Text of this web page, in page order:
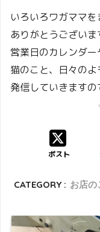
いろいろワガママを
ありがとうございま
営業日のカレンダー
猫のこと、日々のよ
発信していきます
ポスト
CATEGORY : お店の